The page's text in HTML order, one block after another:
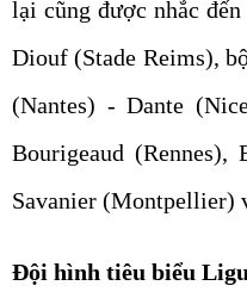
lại cũng được nhắc
Diouf (Stade Reims),
(Nantes) - Dante
Bourigeaud
Savanier (Montpellier)
Đội hình tiêu biểu